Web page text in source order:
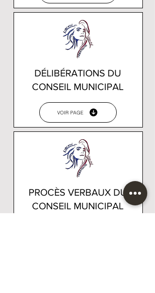
DÉLIBÉRATIONS DU
CONSEIL MUNICIPAL
VOIR PAGE
PROCÈS VERBAUX DU
CONSEIL MUNICIPAL